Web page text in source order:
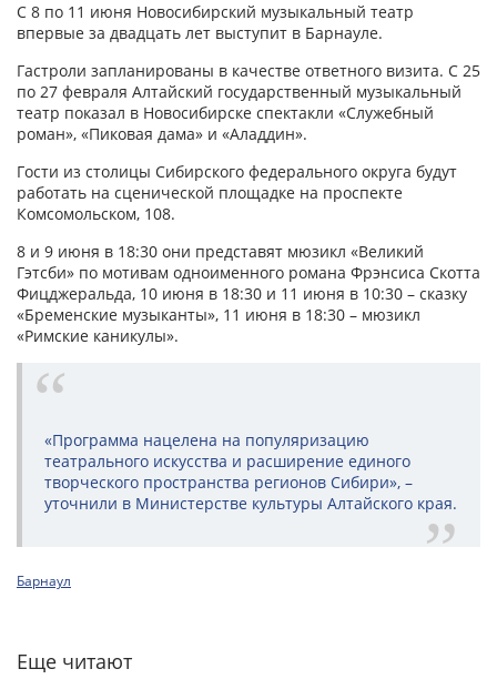
С 8 по 11 июня Новосибирский музыкальный театр
впервые за двадцать лет выступит в Барнауле.
Гастроли запланированы в качестве ответного визита. С 25
по 27 февраля Алтайский государственный музыкальный
театр показал в Новосибирске спектакли «Служебный
роман», «Пиковая дама» и «Аладдин».
Гости из столицы Сибирского федерального округа будут
работать на сценической площадке на проспекте
Комсомольском, 108.
8 и 9 июня в 18:30 они представят мюзикл «Великий
Гэтсби» по мотивам одноименного романа Фрэнсиса Скотта
Фицджеральда, 10 июня в 18:30 и 11 июня в 10:30 – сказку
«Бременские музыканты», 11 июня в 18:30 – мюзикл
«Римские каникулы».
«Программа нацелена на популяризацию
театрального искусства и расширение единого
творческого пространства регионов Сибири», –
уточнили в Министерстве культуры Алтайского края.
Барнаул
Еще читают